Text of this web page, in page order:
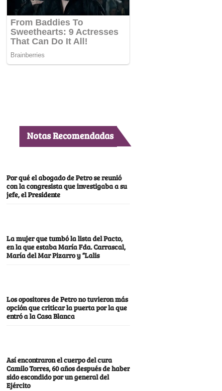
Notas Recomendadas
Por qué el abogado de Petro se reunió
con la congresista que investigaba a su
jefe, el Presidente
La mujer que tumbó la lista del Pacto,
en la que estaba María Fda. Carrascal,
María del Mar Pizarro y “Lalis
Los opositores de Petro no tuvieron más
opción que criticar la puerta por la que
entró a la Casa Blanca
Así encontraron el cuerpo del cura
Camilo Torres, 60 años después de haber
sido escondido por un general del
Ejército